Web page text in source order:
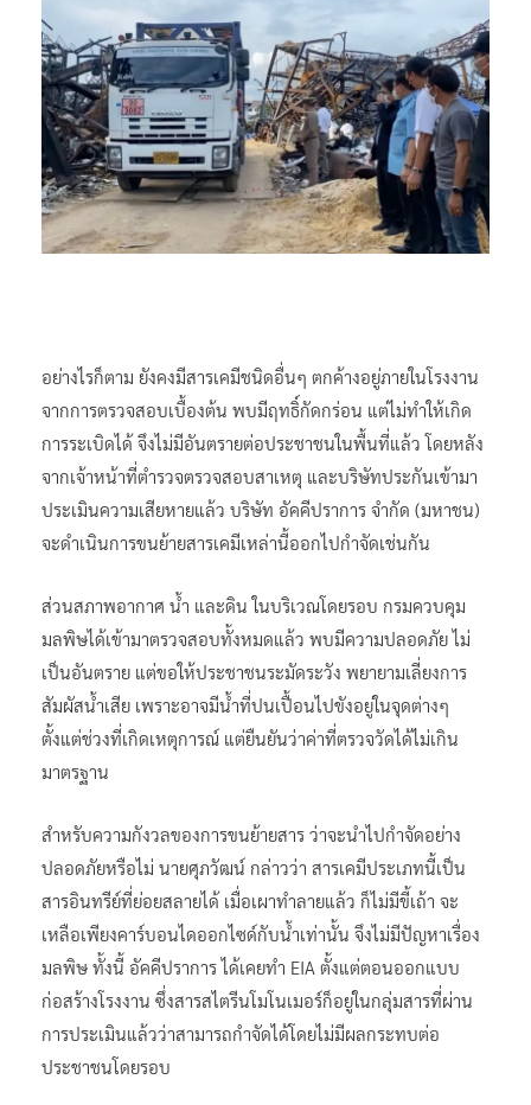
อย่างไรก็ตาม ยังคงมีสารเคมีชนิดอื่นๆ ตกค้างอยู่ภายในโรงงาน
จากการตรวจสอบเบื้องต้น พบมีฤทธิ์กัดกร่อน แต่ไม่ทำให้เกิด
การระเบิดได้ จึงไม่มีอันตรายต่อประชาชนในพื้นที่แล้ว โดยหลัง
จากเจ้าหน้าที่ตำรวจตรวจสอบสาเหตุ และบริษัทประกันเข้ามา
ประเมินความเสียหายแล้ว บริษัท อัคคีปราการ จำกัด (มหาชน)
จะดำเนินการขนย้ายสารเคมีเหล่านี้ออกไปกำจัดเช่นกัน
ส่วนสภาพอากาศ น้ำ และดิน ในบริเวณโดยรอบ กรมควบคุม
มลพิษได้เข้ามาตรวจสอบทั้งหมดแล้ว พบมีความปลอดภัย ไม่
เป็นอันตราย แต่ขอให้ประชาชนระมัดระวัง พยายามเลี่ยงการ
สัมผัสน้ำเสีย เพราะอาจมีน้ำที่ปนเปื้อนไปขังอยู่ในจุดต่างๆ
ตั้งแต่ช่วงที่เกิดเหตุการณ์ แต่ยืนยันว่าค่าที่ตรวจวัดได้ไม่เกิน
มาตรฐาน
สำหรับความกังวลของการขนย้ายสาร ว่าจะนำไปกำจัดอย่าง
ปลอดภัยหรือไม่ นายศุภวัฒน์ กล่าวว่า สารเคมีประเภทนี้เป็น
สารอินทรีย์ที่ย่อยสลายได้ เมื่อเผาทำลายแล้ว ก็ไม่มีขี้เถ้า จะ
เหลือเพียงคาร์บอนไดออกไซด์กับน้ำเท่านั้น จึงไม่มีปัญหาเรื่อง
มลพิษ ทั้งนี้ อัคคีปราการ ได้เคยทำ EIA ตั้งแต่ตอนออกแบบ
ก่อสร้างโรงงาน ซึ่งสารสไตรีนโมโนเมอร์ก็อยู่ในกลุ่มสารที่ผ่าน
การประเมินแล้วว่าสามารถกำจัดได้โดยไม่มีผลกระทบต่อ
ประชาชนโดยรอบ